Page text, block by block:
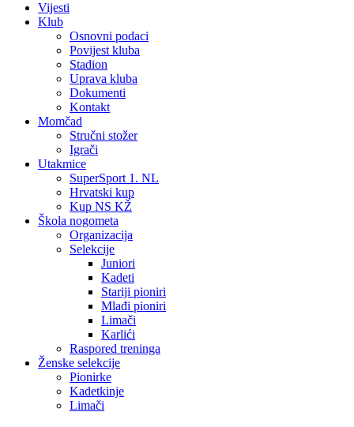
Vijesti
Klub
Osnovni podaci
Povijest kluba
Stadion
Uprava kluba
Dokumenti
Kontakt
Momčad
Stručni stožer
Igrači
Utakmice
SuperSport 1. NL
Hrvatski kup
Kup NS KŽ
Škola nogometa
Organizacija
Selekcije
Juniori
Kadeti
Stariji pioniri
Mlađi pioniri
Limači
Karlići
Raspored treninga
Ženske selekcije
Pionirke
Kadetkinje
Limači